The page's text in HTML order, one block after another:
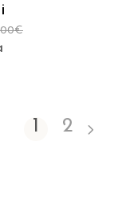
€
1 2